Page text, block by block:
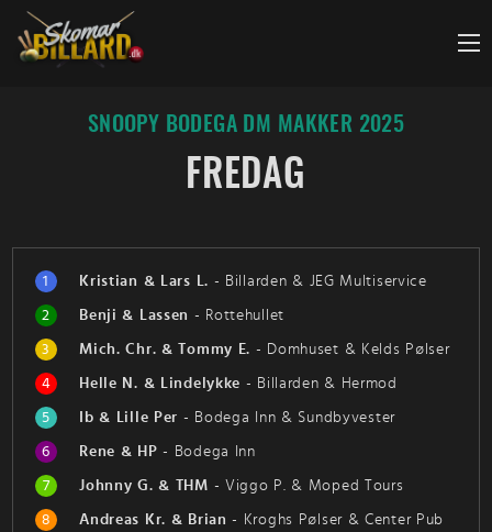
Fortsæt
indhold
SNOOPY BODEGA DM MAKKER 2025
FREDAG
1 Kristian & Lars L. - Billarden & JEG Multiservice
2
Benji & Lassen - Rottehullet
3
Mich. Chr. & Tommy E. - Domhuset & Kelds Pølser
4
Helle N. & Lindelykke - Billarden & Hermod
5
Ib & Lille Per - Bodega Inn & Sundbyvester
6
Rene & HP - Bodega Inn
7
Johnny G. & THM - Viggo P. & Moped Tours
8
Andreas Kr. & Brian - Kroghs Pølser & Center Pub